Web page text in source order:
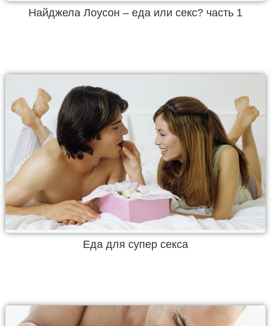
Найджела Лоусон – еда или секс? часть 1
Еда для супер секса